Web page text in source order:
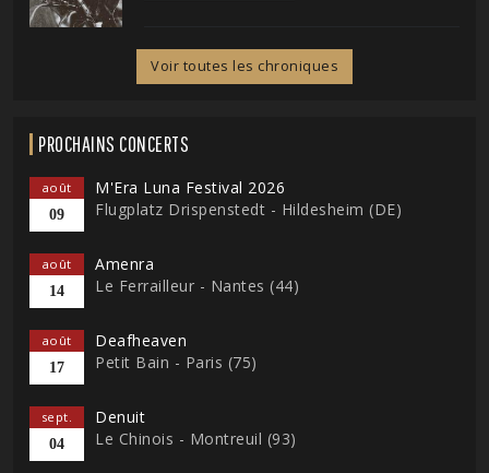
Voir toutes les chroniques
PROCHAINS CONCERTS
août
09
M'Era Luna Festival 2026
Flugplatz Drispenstedt - Hildesheim (DE)
août
14
Amenra
Le Ferrailleur - Nantes (44)
août
17
Deafheaven
Petit Bain - Paris (75)
sept.
04
Denuit
Le Chinois - Montreuil (93)